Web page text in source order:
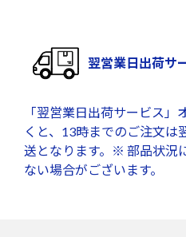
翌営業日出荷サ
「翌営業日出荷サービス
くと、13時までのご注文は
送となります。※ 部品状況
ない場合がございます。